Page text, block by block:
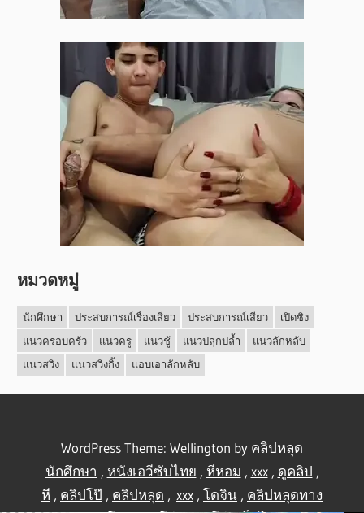
หมวดหมู่
นักศึกษา ประสบการณ์เรื่องเสียว ประสบการณ์เสียว
เปิดซิง
แนวครอบครัว
แนวครู แนวชู้ แนวปลุกปล้ำ
แนวลักหลับ
แนวสวิง
แนวสวิงกิ้ง แอบเอาลักหลับ
WordPress Theme: Wellington by คลิปหลุด
นักศึกษา , หนังเอวีซับไทย , หีหอม , xxx, ดูคลิป ,
หี , คลิปโป๊ , คลิปหลุด , xxx , โดจิน , คลิปหลุดทาง